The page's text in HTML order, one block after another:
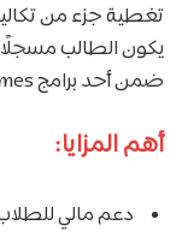
تغطية جزء من
يكون الطالب
ضمن أحد برامج Graduate Programmes.
أهم المزايا:
دعم مالي